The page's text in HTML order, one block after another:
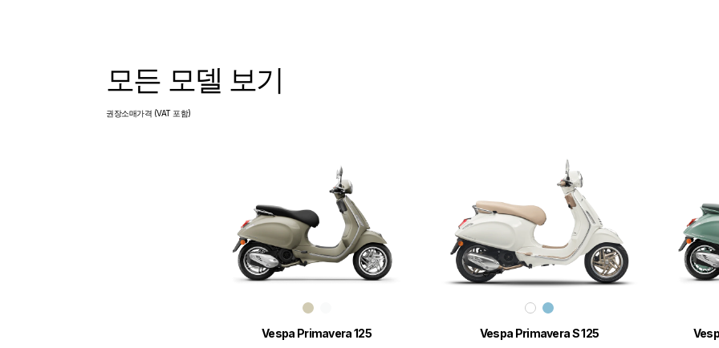
모든 모델 보기
권장소매가격 (VAT 포함)
Vespa Primavera 125 Vespa Primavera S 125